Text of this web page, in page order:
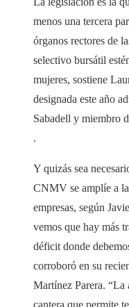
menos una tercera
órganos rectores de
selectivo bursátil
mujeres, sostiene
designada este año
Sabadell y miembro
.
Y quizás sea
CNMV se amplíe a
empresas, según
vemos que hay más
déficit donde
corroboró en su
Martínez Parera. “La